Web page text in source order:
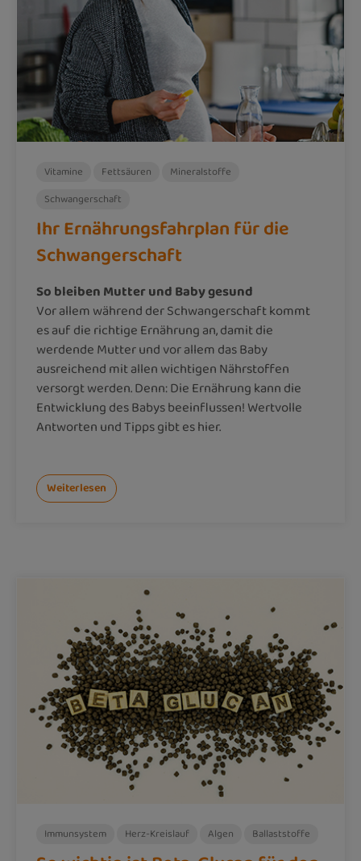
Vitamine Fettsäuren
Mineralstoffe
Schwangerschaft
Ihr Ernährungsfahrplan für die
Schwangerschaft
So bleiben Mutter und Baby gesund
Vor allem während der Schwangerschaft kommt
es auf die richtige Ernährung an, damit die
werdende Mutter und vor allem das Baby
ausreichend mit allen wichtigen Nährstoffen
versorgt werden. Denn: Die Ernährung kann die
Entwicklung des Babys beeinflussen! Wertvolle
Antworten und Tipps gibt es hier.
Weiterlesen
Immunsystem Herz-Kreislauf Algen Ballaststoffe